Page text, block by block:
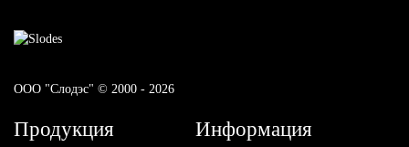
ООО "Слодэс" © 2000 - 2026
Продукция Информация